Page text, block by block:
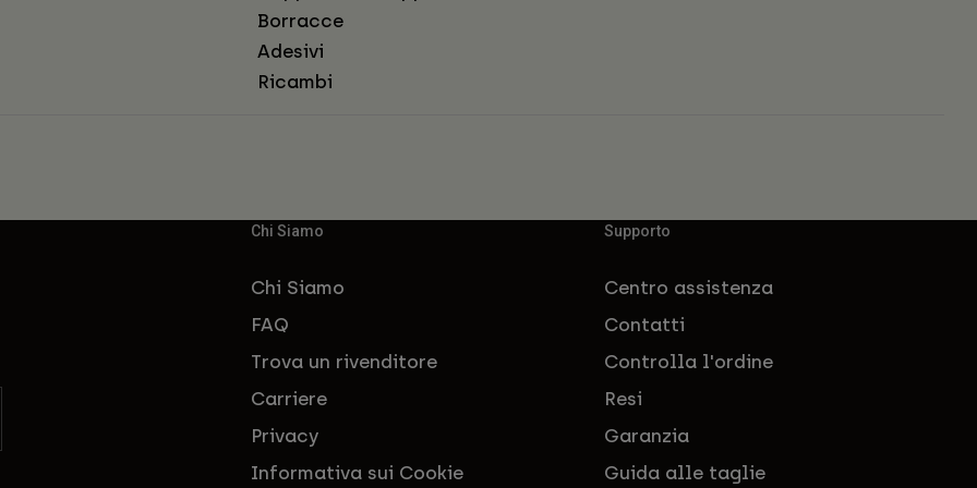
Borracce
Adesivi
Ricambi
Chi Siamo
Chi Siamo
FAQ
Trova un rivenditore
Carriere
Privacy
Informativa sui Cookie
Supporto
Centro assistenza
Contatti
Controlla l'ordine
Resi
Garanzia
Guida alle taglie